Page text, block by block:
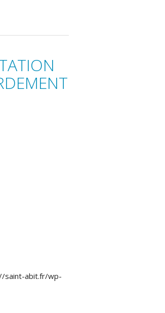
saint-abit.fr/wp-